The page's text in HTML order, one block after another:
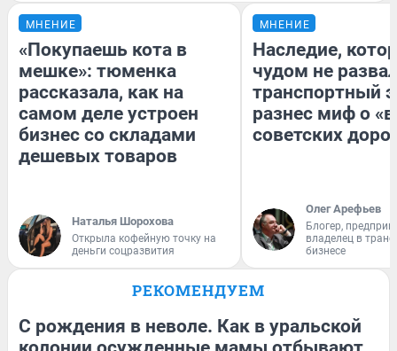
МНЕНИЕ
«Покупаешь кота в
мешке»: тюменка
рассказала, как на
самом деле устроен
бизнес со складами
дешевых товаров
Наталья Шорохова
Открыла кофейную точку на
деньги соцразвития
МНЕНИЕ
Наследие,
чудом не
транспортный
разнес миф о
советских
Олег Арефьев
Блогер,
владелец в
бизнесе
РЕКОМЕНДУЕМ
С рождения в неволе. Как в уральской